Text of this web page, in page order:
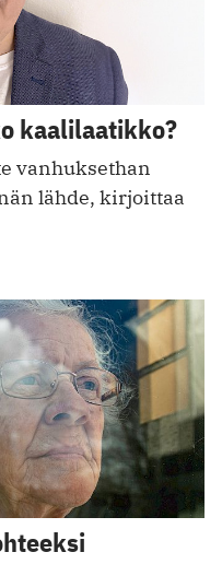
kaalilaatikko?
vanhuksethan
lähde, kirjoittaa